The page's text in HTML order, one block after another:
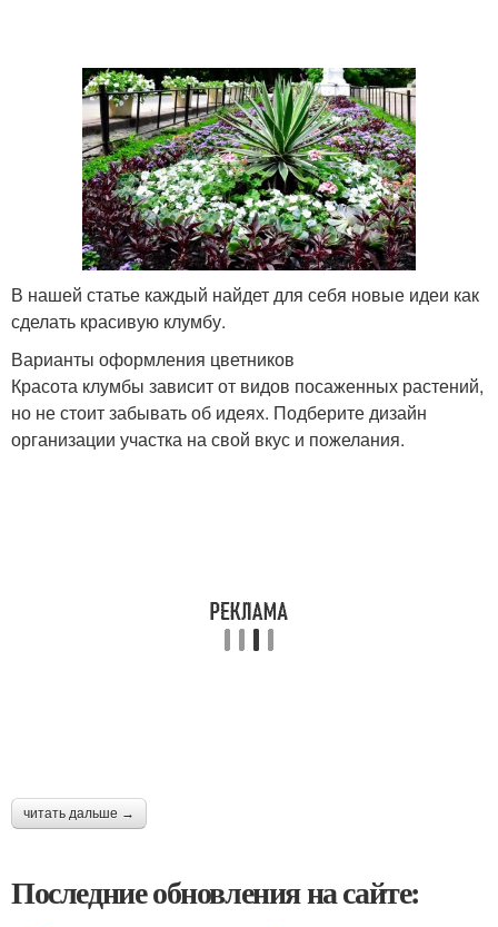
В нашей статье каждый найдет для себя новые идеи как
сделать красивую клумбу.
Варианты оформления цветников
Красота клумбы зависит от видов посаженных растений,
но не стоит забывать об идеях. Подберите дизайн
организации участка на свой вкус и пожелания.
читать дальше →
Последние обновления на сайте: